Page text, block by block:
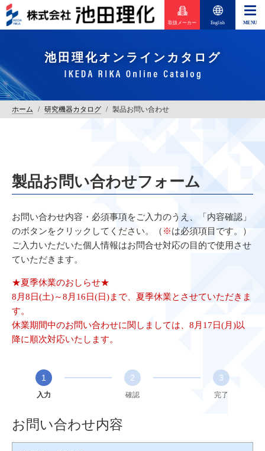
取扱メーカー English
池田理化オンラインカタログ
ホーム / 研究機器カタログ / 製品お問い合わせ
製品お問い合わせフォーム
お問い合わせ内容・必須事項をご入力のうえ、「内容確認」
のボタンをクリックしてください。（ ※は必須項目です。）
ご入力いただいた個人情報はお問合せ対応の目的で使用させ
ていただきます。
★夏季休業のおしらせ★
8月8日(土)～8月16日(日)まで、夏季休業とさせていただきま
す。
休業期間中のお問い合わせに関しましては、8月17日(月)以
降に順次対応いたします。
1
入力
2
確認
3
完了
お問い合わせ内容